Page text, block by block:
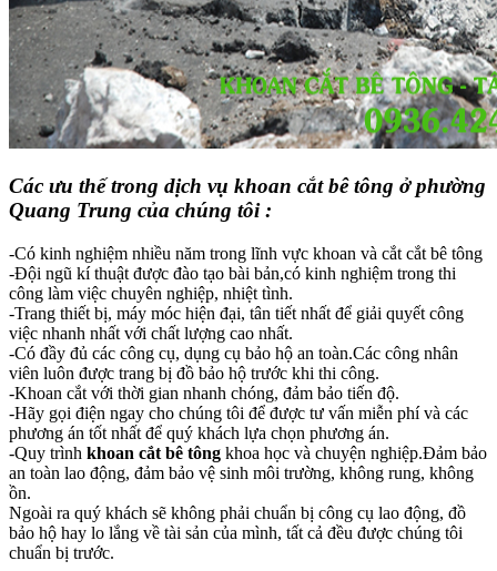
Các ưu thế trong dịch vụ khoan cắt bê tông ở phường
Quang Trung của chúng tôi :
-Có kinh nghiệm nhiều năm trong lĩnh vực khoan và cắt cắt bê tông
-Đội ngũ kí thuật được đào tạo bài bản,có kinh nghiệm trong thi
công làm việc chuyên nghiệp, nhiệt tình.
-Trang thiết bị, máy móc hiện đại, tân tiết nhất để giải quyết công
việc nhanh nhất với chất lượng cao nhất.
-Có đầy đủ các công cụ, dụng cụ bảo hộ an toàn.Các công nhân
viên luôn được trang bị đồ bảo hộ trước khi thi công.
-Khoan cắt với thời gian nhanh chóng, đảm bảo tiến độ.
-Hãy gọi điện ngay cho chúng tôi để được tư vấn miễn phí và các
phương án tốt nhất để quý khách lựa chọn phương án.
-Quy trình khoan cắt bê tông khoa học và chuyện nghiệp.Đảm bảo
an toàn lao động, đảm bảo vệ sinh môi trường, không rung, không
ồn.
Ngoài ra quý khách sẽ không phải chuẩn bị công cụ lao động, đồ
bảo hộ hay lo lắng về tài sản của mình, tất cả đều được chúng tôi
chuẩn bị trước.